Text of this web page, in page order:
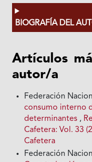
BIOGRAFÍA DEL
Artículos
autor/a
Federación
consumo interno
determinantes ,
Cafetera: Vol. 33
Cafetera
Federación